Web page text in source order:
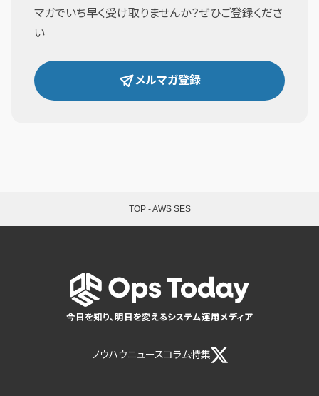
マガでいち早く受け取りませんか？ぜひご登録くださ
い
メルマガ登録
TOP-AWS SES
今日を知り、明日を変えるシステム運用メディア
ノウハウニュースコラム特集